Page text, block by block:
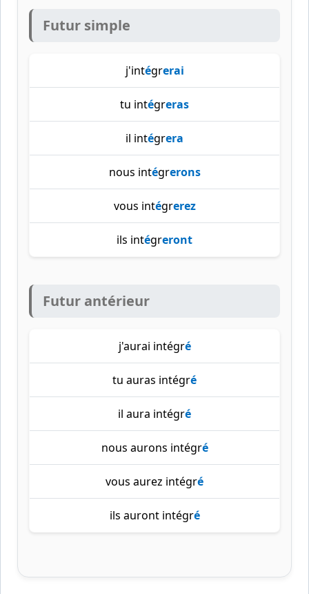
Futur simple
j'intégrerai
tu intégreras
il intégrera
nous intégrerons
vous intégrerez
ils intégreront
Futur antérieur
j'aurai intégré
tu auras intégré
il aura intégré
nous aurons intégré
vous aurez intégré
ils auront intégré